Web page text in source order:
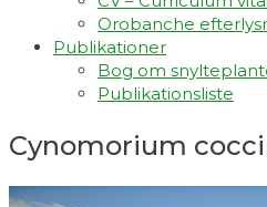
Orobanche
Publikationer
Bog om
Publikationsliste
Cynomorium